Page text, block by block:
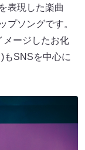
表現した楽曲
プソングです。
メージしたお化
もSNSを中心に